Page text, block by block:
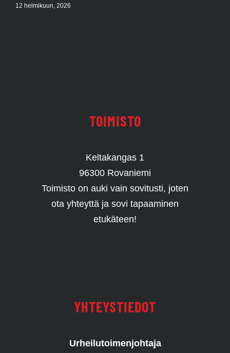
12 helmikuun, 2026
TOIMISTO
Keltakangas 1
96300 Rovaniemi
Toimisto on auki vain sovitusti, joten
ota yhteyttä ja sovi tapaaminen
etukäteen!
YHTEYSTIEDOT
Urheilutoimenjohtaja